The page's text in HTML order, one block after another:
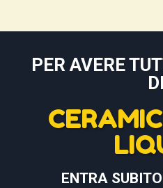
PER AVERE
DI
ENTRA